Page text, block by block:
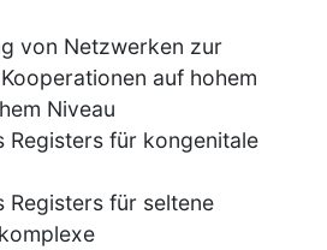
von Netzwerken zur
auf hohem
Niveau
Registers für kongenitale
Registers für seltene